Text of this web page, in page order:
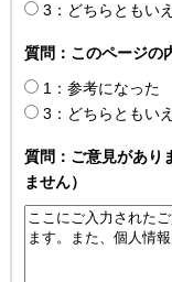
3：どちらともい
質問：このページの
1：参考になった
3：どちらともい
質問：ご意見があり
ません）